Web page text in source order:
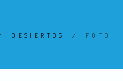
DESIERTOS / FOTO